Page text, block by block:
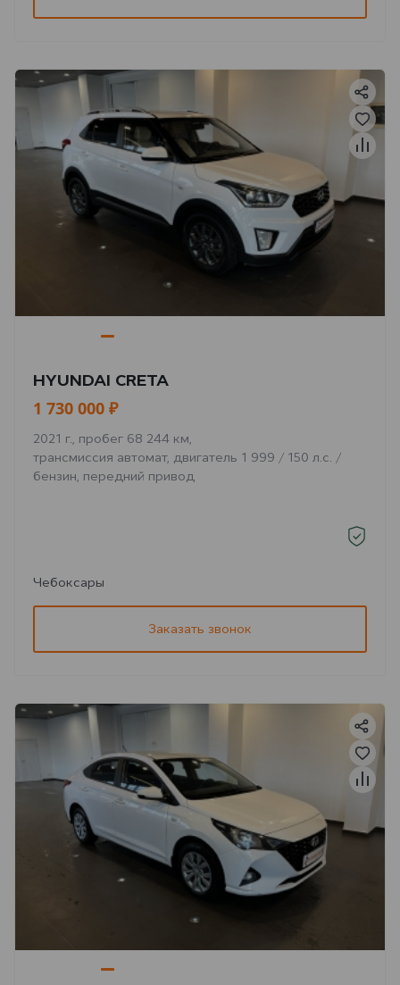
HYUNDAI CRETA
1 730 000 ₽
2021 г., пробег 68 244 км,
трансмиссия автомат, двигатель 1 999 / 150 л.с. /
бензин, передний привод
Чебоксары
Заказать звонок